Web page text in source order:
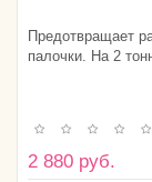
Предотвращает
палочки. На 2
2 880 руб.